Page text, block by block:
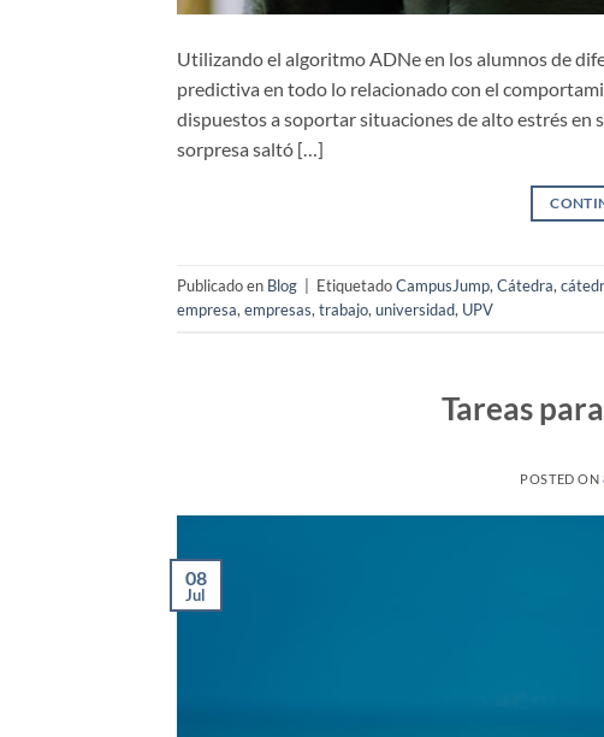
Utilizando el algoritmo ADNe en los alumnos de
predictiva en todo lo relacionado con el
dispuestos a soportar situaciones de alto estrés en
sorpresa saltó […]
Publicado en Blog EtiquetadoCampusJump, Cátedra,
empresa, empresas, trabajo, universidad, UPV
Tareas
POSTED ON
08
Jul